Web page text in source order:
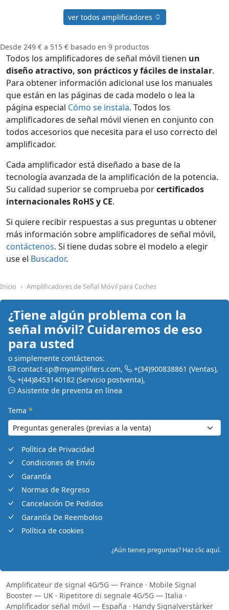
ver todos amplificadores
Desde 249 € a 515 € basado en 9 productos
Todos los amplificadores de señal móvil tienen un
diseño atractivo, son prácticos y fáciles de instalar.
Para obtener información adicional use los manuales
que están en las páginas de cada modelo o lea la
página especial Cómo se instala. Todos los
amplificadores de señal móvil vienen en conjunto con
todos accesorios que necesita para el uso correcto del
amplificador.
Cada amplificador está diseñado a base de la
tecnología avanzada de la amplificación de la potencia.
Su calidad superior se comprueba porcertificados
internacionales RoHS y CE.
Si quiere recibir respuestas a sus preguntas u obtener
más información sobre amplificadores de señal móvil,
contáctenos. Si tiene dudas sobre el modelo a elegir
use el Buscador.
Inicio Amplificadores de Señal Móvil para Coches
¿Tiene algún problema con la
señal móvil? Cuidaremos de eso
para usted
o simplemente contáctenos:
contact-sp@myamplifiers.com, +(34)900838861 (Ventas),
+(44)8453140182 (Servicio postventa),
Asistente de preventa en línea
Tema *
Polìtica de Privacidad
Condiciones de Envío
Garantía
Normas de Regreso
Cancelación De Pedidos
Garantía De Reembolso
Política de cookies
¿Aún tienes preguntas? Haz clic aquí.
Amplificateur de signal 4G/5G — France · Mobile Signal
Booster — UK · Ripetitore di segnale 4G/5G — Italia ·
Amplificador señal móvil — España · Handy Signalverstärker